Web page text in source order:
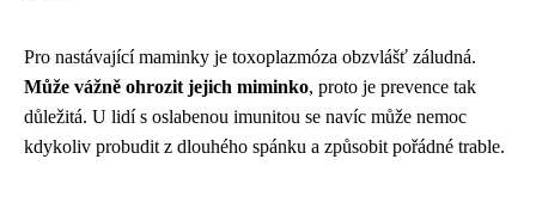
Pro nastávající maminky je toxoplazmóza obzvlášť záludná.
Může vážně ohrozit jejich miminko, proto je prevence tak
důležitá. U lidí s oslabenou imunitou se navíc může nemoc
kdykoliv probudit z dlouhého spánku a způsobit pořádné trable.